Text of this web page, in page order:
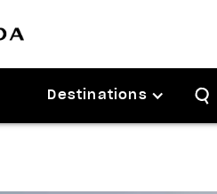
Destinations